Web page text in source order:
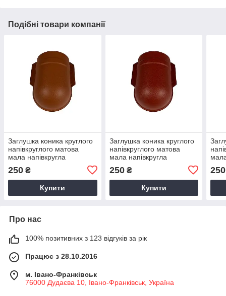
Подібні товари компанії
Заглушка коника круглого
напівкруглого матова
мала напівкругла
Arcelor RAL 8004 цегляний
250 ₴
Купити
Заглушка коника круглого
напівкруглого матова
мала напівкругла
Arcelor 3009 Червоний
окис червоний
250₴
Купити
250
Про нас
100% позитивних з 123 відгуків за рік
Працює з 28.10.2016
м. Івано-Франківськ
76000 Дудаєва 10, Івано-Франківськ, Україна